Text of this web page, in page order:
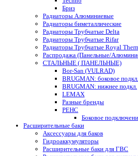
Бриз
Радиаторы Алюминиевые
Радиаторы биметаллические
Радиаторы Трубчатые Delta
Радиаторы Трубчатые Rifar
Радиаторы Трубчатые Royal
Распродажа (Панельные/
СТАЛЬНЫЕ ( ПАНЕЛЬНЫЕ)
Bor-San (VULRAD)
BRUGMAN: боковое подкл.
BRUGMAN: нижнее подкл.
LEMAX
Разные бренды
РЕНС
Боковое
Расширительные баки
Аксессуары для баков
Гидроаккумуляторы
Расширительные баки для ГВС